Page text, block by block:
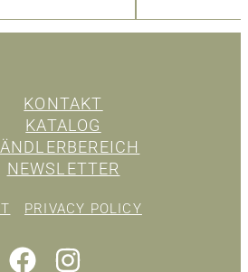
KONTAKT
KATALOG
NEWSLETTER
PRIVACY POLICY